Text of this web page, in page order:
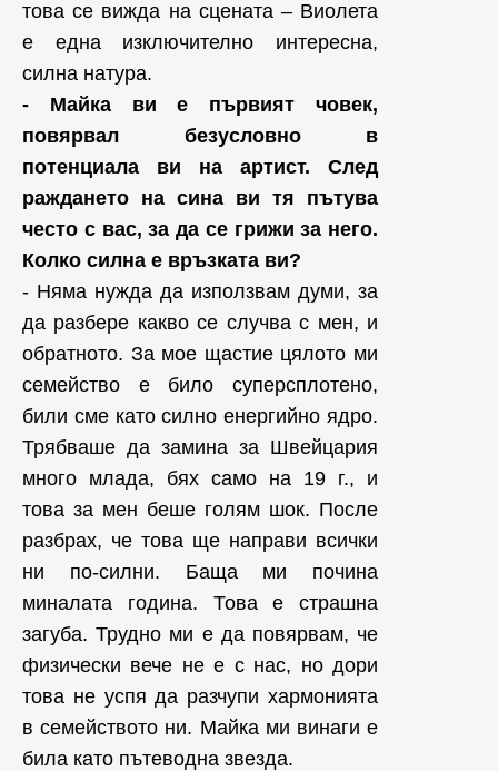
това се вижда на сцената – Виолета
е една изключително интересна,
силна натура.
- Майка ви е първият човек,
повярвал безусловно в
потенциала ви на артист. След
раждането на сина ви тя пътува
често с вас, за да се грижи за него.
Колко силна е връзката ви?
- Няма нужда да използвам думи, за
да разбере какво се случва с мен, и
обратното. За мое щастие цялото ми
семейство е било суперсплотено,
били сме като силно енергийно ядро.
Трябваше да замина за Швейцария
много млада, бях само на 19 г., и
това за мен беше голям шок. После
разбрах, че това ще направи всички
ни по-силни. Баща ми почина
миналата година. Това е страшна
загуба. Трудно ми е да повярвам, че
физически вече не е с нас, но дори
това не успя да разчупи хармонията
в семейството ни. Майка ми винаги е
била като пътеводна звезда.